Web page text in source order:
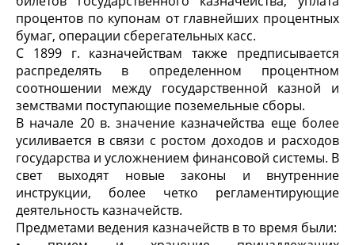
процентов по купонам от главнейших процентных
бумаг, операции сберегательных касс.
С 1899 г. казначействам также предписывается
распределять в определенном процентном
соотношении между государственной казной и
земствами поступающие поземельные сборы.
В начале 20 в. значение казначейства еще более
усиливается в связи с ростом доходов и расходов
государства и усложнением финансовой системы. В
свет выходят новые законы и внутренние
инструкции, более четко регламентирующие
деятельность казначейств.
Предметами ведения казначейств в то время были: